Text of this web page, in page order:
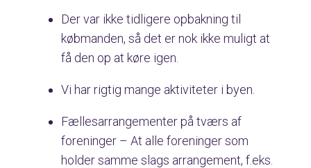
Der var ikke tidligere opbakning til
købmanden, så det er nok ikke muligt at
få den op at køre igen.
Vi har rigtig mange aktiviteter i byen.
Fællesarrangementer på tværs af
foreninger – At alle foreninger som
holder samme slags arrangement, f.eks.